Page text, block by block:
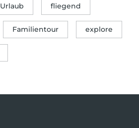
Urlaub fliegend
Familientour explore